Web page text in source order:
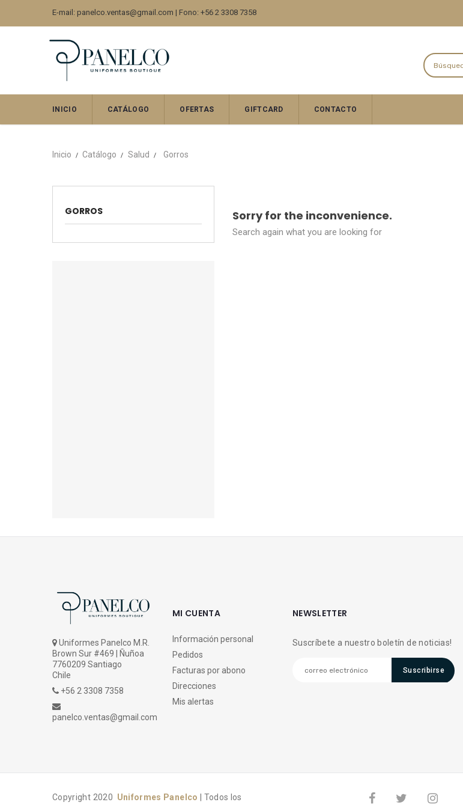
E-mail: panelco.ventas@gmail.com | Fono: +56 2 3308 7358
INICIO CATÁLOGO OFERTAS GIFTCARD CONTACTO
Inicio Catálogo Salud Gorros
GORROS Sorry for the inconvenience.
Search again what you are looking for
Uniformes Panelco M.R.
Brown Sur #469 | Ñuñoa
7760209 Santiago
Chile
+56 2 3308 7358
panelco.ventas@gmail.com
MI CUENTA
Información personal
Pedidos
Facturas por abono
Direcciones
Mis alertas
NEWSLETTER
Suscríbete a nuestro boletín de noticias!
Suscribirse
Copyright 2020 Uniformes Panelco | Todos los